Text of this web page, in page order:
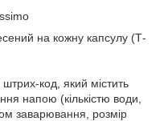
на кожну капсулу (Т-
код, який містить
напою (кількістю води,
заварювання, розмір